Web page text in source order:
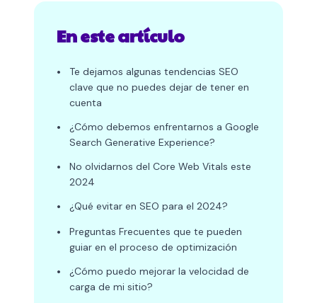
En este artículo
•
Te dejamos algunas tendencias SEO
clave que no puedes dejar de tener en
cuenta
•
¿Cómo debemos enfrentarnos a Google
Search Generative Experience?
•
No olvidarnos del Core Web Vitals este
2024
• ¿Qué evitar en SEO para el 2024?
•
Preguntas Frecuentes que te pueden
guiar en el proceso de optimización
•
¿Cómo puedo mejorar la velocidad de
carga de mi sitio?